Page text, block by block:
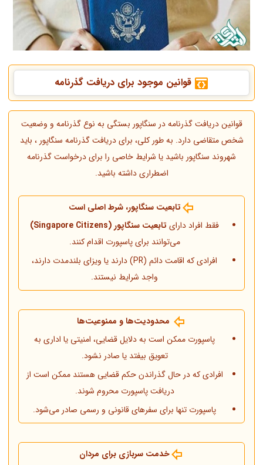
قوانین موجود برای دریافت گذرنامه
قوانین دریافت گذرنامه در سنگاپور بستگی به نوع گذرنامه و وضعیت
شخص متقاضی دارد. به طور کلی، برای دریافت گذرنامه سنگاپور ، باید
شهروند سنگاپور باشید یا شرایط خاصی را برای درخواست گذرنامه
اضطراری داشته باشید.
تابعیت سنگاپور، شرط اصلی است
فقط افراد دارای تابعیت سنگاپور (Singapore Citizens)
می‌توانند برای پاسپورت اقدام کنند.
افرادی که اقامت دائم (PR) دارند یا ویزای بلندمدت دارند،
واجد شرایط نیستند.
محدودیت‌ها و ممنوعیت‌ها
پاسپورت ممکن است به دلایل قضایی، امنیتی یا اداری به
تعویق بیفتد یا صادر نشود.
افرادی که در حال گذراندن حکم قضایی هستند ممکن است از
دریافت پاسپورت محروم شوند.
پاسپورت تنها برای سفرهای قانونی و رسمی صادر می‌شود.
خدمت سربازی برای مردان